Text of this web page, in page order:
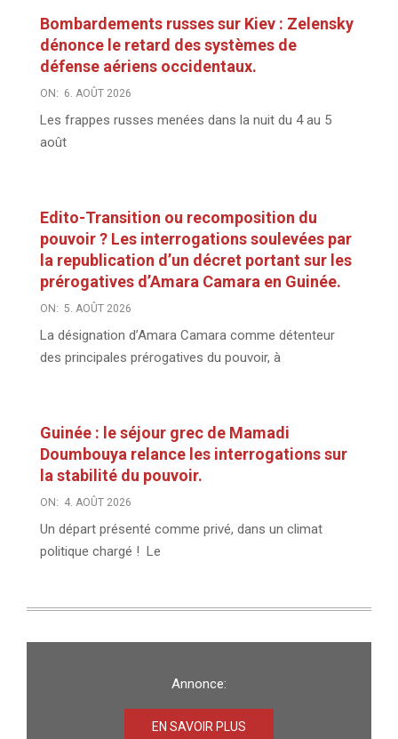
Bombardements russes sur Kiev : Zelensky
dénonce le retard des systèmes de
défense aériens occidentaux.
ON: 6. AOÛT 2026
Les frappes russes menées dans la nuit du 4 au 5
août
Edito-Transition ou recomposition du
pouvoir ? Les interrogations soulevées par
la republication d’un décret portant sur les
prérogatives d’Amara Camara en Guinée.
ON: 5. AOÛT 2026
La désignation d’Amara Camara comme détenteur
des principales prérogatives du pouvoir, à
Guinée : le séjour grec de Mamadi
Doumbouya relance les interrogations sur
la stabilité du pouvoir.
ON: 4. AOÛT 2026
Un départ présenté comme privé, dans un climat
politique chargé ! Le
Annonce:
EN SAVOIR PLUS